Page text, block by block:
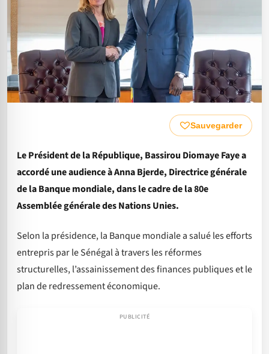
Sauvegarder
Le Président de la République, Bassirou Diomaye Faye a
accordé une audience à Anna Bjerde, Directrice générale
de la Banque mondiale, dans le cadre de la 80e
Assemblée générale des Nations Unies.
Selon la présidence, la Banque mondiale a salué les efforts
entrepris par le Sénégal à travers les réformes
structurelles, l’assainissement des finances publiques et le
plan de redressement économique.